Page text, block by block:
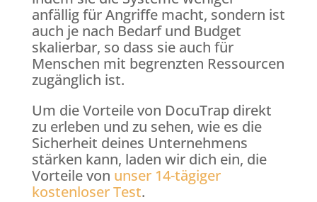
anfällig für Angriffe macht, sondern ist
auch je nach Bedarf und Budget
skalierbar, so dass sie auch für
Menschen mit begrenzten Ressourcen
zugänglich ist.
Um die Vorteile von DocuTrap direkt
zu erleben und zu sehen, wie es die
Sicherheit deines Unternehmens
stärken kann, laden wir dich ein, die
Vorteile von unser 14-tägiger
kostenloser Test.